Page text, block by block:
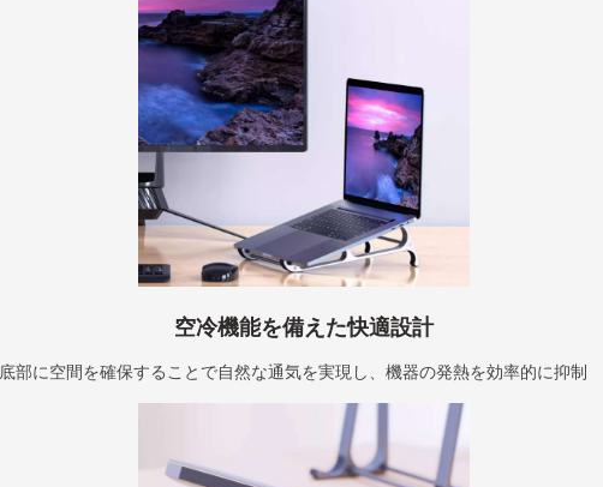
空冷機能を備えた快適設計
底部に空間を確保することで自然な通気を実現し、機器の発熱を効率的に抑制